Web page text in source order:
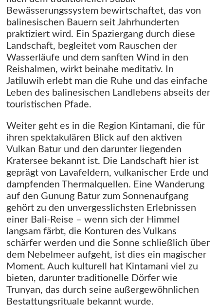
Bewässerungssystem bewirtschaftet, das von
balinesischen Bauern seit Jahrhunderten
praktiziert wird. Ein Spaziergang durch diese
Landschaft, begleitet vom Rauschen der
Wasserläufe und dem sanften Wind in den
Reishalmen, wirkt beinahe meditativ. In
Jatiluwih erlebt man die Ruhe und das einfache
Leben des balinesischen Landlebens abseits der
touristischen Pfade.
Weiter geht es in die Region Kintamani, die für
ihren spektakulären Blick auf den aktiven
Vulkan Batur und den darunter liegenden
Kratersee bekannt ist. Die Landschaft hier ist
geprägt von Lavafeldern, vulkanischer Erde und
dampfenden Thermalquellen. Eine Wanderung
auf den Gunung Batur zum Sonnenaufgang
gehört zu den unvergesslichsten Erlebnissen
einer Bali-Reise – wenn sich der Himmel
langsam färbt, die Konturen des Vulkans
schärfer werden und die Sonne schließlich über
dem Nebelmeer aufgeht, ist dies ein magischer
Moment. Auch kulturell hat Kintamani viel zu
bieten, darunter traditionelle Dörfer wie
Trunyan, das durch seine außergewöhnlichen
Bestattungsrituale bekannt wurde.